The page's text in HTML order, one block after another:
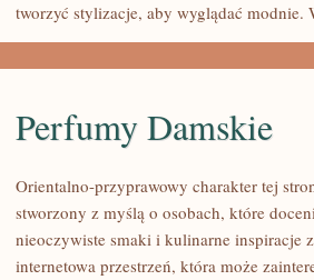
tworzyć stylizacje, aby wyglądać modnie.
Perfumy Damskie
Orientalno-przyprawowy charakter tej
stworzony z myślą o osobach, które
nieoczywiste smaki i kulinarne inspiracje
internetowa przestrzeń, która może